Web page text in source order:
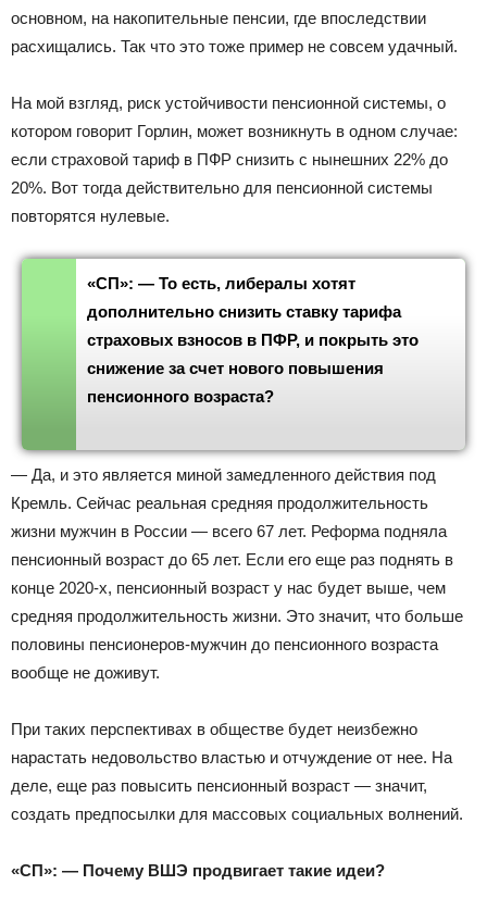
основном, на накопительные пенсии, где впоследствии
расхищались. Так что это тоже пример не совсем удачный.
На мой взгляд, риск устойчивости пенсионной системы, о
котором говорит Горлин, может возникнуть в одном случае:
если страховой тариф в ПФР снизить с нынешних 22% до
20%. Вот тогда действительно для пенсионной системы
повторятся нулевые.
«СП»: — То есть, либералы хотят
дополнительно снизить ставку тарифа
страховых взносов в ПФР, и покрыть это
снижение за счет нового повышения
пенсионного возраста?
— Да, и это является миной замедленного действия под
Кремль. Сейчас реальная средняя продолжительность
жизни мужчин в России — всего 67 лет. Реформа подняла
пенсионный возраст до 65 лет. Если его еще раз поднять в
конце 2020-х, пенсионный возраст у нас будет выше, чем
средняя продолжительность жизни. Это значит, что больше
половины пенсионеров-мужчин до пенсионного возраста
вообще не доживут.
При таких перспективах в обществе будет неизбежно
нарастать недовольство властью и отчуждение от нее. На
деле, еще раз повысить пенсионный возраст — значит,
создать предпосылки для массовых социальных волнений.
«СП»: — Почему ВШЭ продвигает такие идеи?